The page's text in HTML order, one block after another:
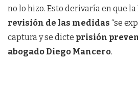
no lo hizo. Esto derivaría en que
revisión de las medidas “se
captura y se dicte prisión
abogado Diego Mancero.